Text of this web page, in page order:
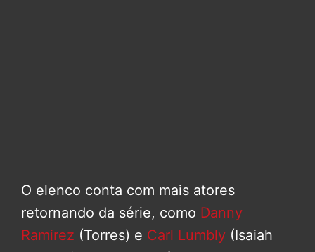
O elenco conta com mais atores
retornando da série, como Danny
Ramirez (Torres) e Carl Lumbly (Isaiah